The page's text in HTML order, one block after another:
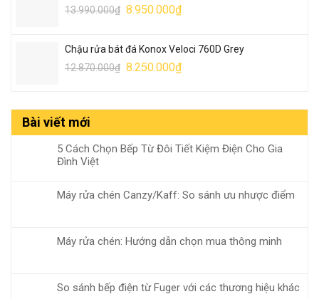
13.990.000₫ Giá
13.990.000₫.
8.950.000₫Giá
là:
8.950.000₫.
Chậu rửa bát đá Konox Veloci 760D Grey
12.870.000₫ Giá
12.870.000₫.
8.250.000₫Giá
là:
Bài viết mới
5 Cách Chọn Bếp Từ Đôi Tiết Kiệm Điện Cho Gia
Đình Việt
Máy rửa chén Canzy/Kaff: So sánh ưu nhược điểm
Máy rửa chén: Hướng dẫn chọn mua thông minh
So sánh bếp điện từ Fuger với các thương hiệu khác